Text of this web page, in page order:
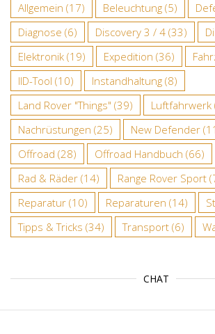
Allgemein (17) Beleuchtung (5)
Diagnose (6) Discovery 3 / 4 (33)
Elektronik (19) Expedition (36)
IID-Tool (10) Instandhaltung (8)
Land Rover "Things" (39) Luftfahrwerk
Nachrüstungen (25) New Defender
Offroad (28) Offroad Handbuch (66)
Rad & Räder (14) Range Rover Sport
Reparatur (10) Reparaturen (14)
Tipps & Tricks (34) Transport (6)
CHAT